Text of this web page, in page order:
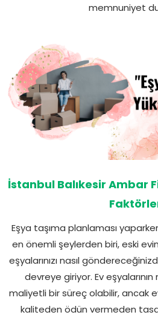
memnuniyet
İstanbul Balıkesir Ambar
Eşya taşıma planlaması
en önemli şeylerden biri, eski
eşyalarınızı nasıl
devreye giriyor. Ev
maliyetli bir süreç olabilir, ancak
kaliteden ödün vermeden